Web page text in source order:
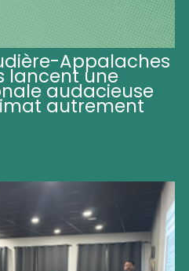
Appalaches
lancent une
audacieuse
autrement